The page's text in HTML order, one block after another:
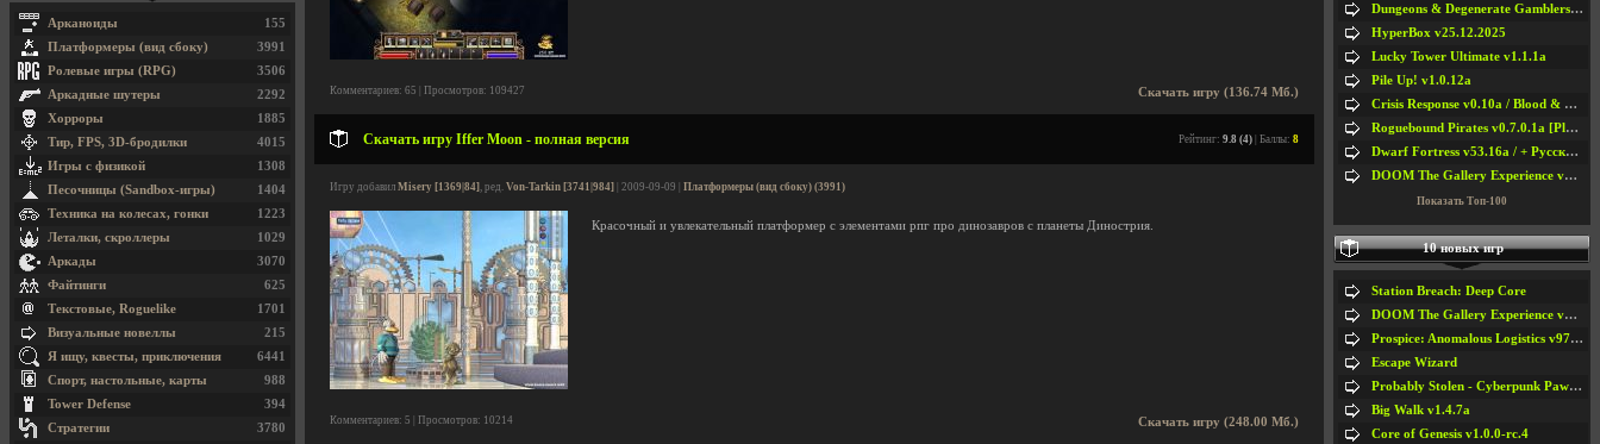
Скачать игру (136.74 Мб.)
Комментариев: 65 | Просмотров: 109427
Скачать игру Iffer Moon - полная версия Рейтинг: 9.8 (4) | Баллы: 8
Игру добавил Misery [1369|84], ред. Von-Tarkin [3741|984] | 2009-09-09 | Платформеры (вид сбоку) (3991)
Красочный и увлекательный платформер с элементами рпг про динозавров с планеты Динострия.
Скачать игру (248.00 Мб.)
Комментариев: 5 | Просмотров: 10214
155
Арканоиды
3991
Платформеры (вид сбоку)
3506
Ролевые игры (RPG)
2292
Аркадные шутеры
1885
Хорроры
4015
Тир, FPS, 3D-бродилки
1308
Игры с физикой
1404
Песочницы (Sandbox-игры)
1223
Техника на колесах, гонки
1029
Леталки, скроллеры
3070
Аркады
625
Файтинги
1701
Текстовые, Roguelike
215
Визуальные новеллы
6441
Я ищу, квесты, приключения
988
Спорт, настольные, карты
394
Tower Defense
3780
Стратегии
Dungeons & Degenerate Gamblers v2.0.2a
HyperBox v25.12.2025
Lucky Tower Ultimate v1.1.1a
Pile Up! v1.0.12a
Crisis Response v0.10a / Blood & Bullet
Roguebound Pirates v0.7.0.1a [Playtest]
Dwarf Fortress v53.16a / + Русская Версия v50.12a
DOOM The Gallery Experience v1.4.2
Показать Топ-100
10 новых игр
Station Breach: Deep Core
DOOM The Gallery Experience v1.4.2
Prospice: Anomalous Logistics v97 [Playtest]
Escape Wizard
Probably Stolen - Cyberpunk Pawnshop Simulator v048c [Playtest]
Big Walk v1.4.7a
Core of Genesis v1.0.0-rc.4